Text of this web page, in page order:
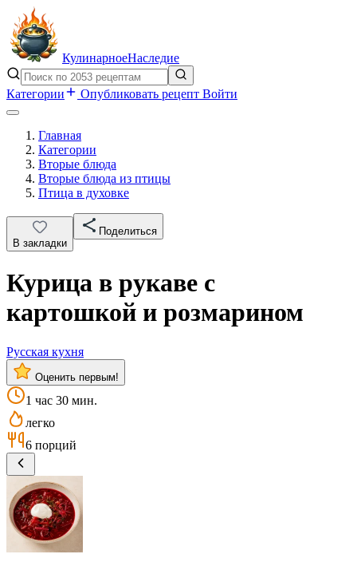
КулинарноеНаследие
Категории Опубликовать рецепт Войти
Главная
Категории
Вторые блюда
Вторые блюда из птицы
Птица в духовке
В закладки
Поделиться
Курица в рукаве с
картошкой и розмарином
Русская кухня
Оценить первым!
1 час 30 мин.
легко
6 порций